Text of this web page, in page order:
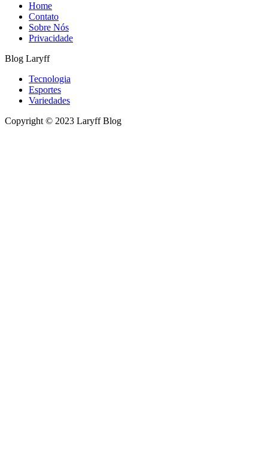
Home
Contato
Sobre Nós
Privacidade
Blog Laryff
Tecnologia
Esportes
Variedades
Copyright © 2023 Laryff Blog